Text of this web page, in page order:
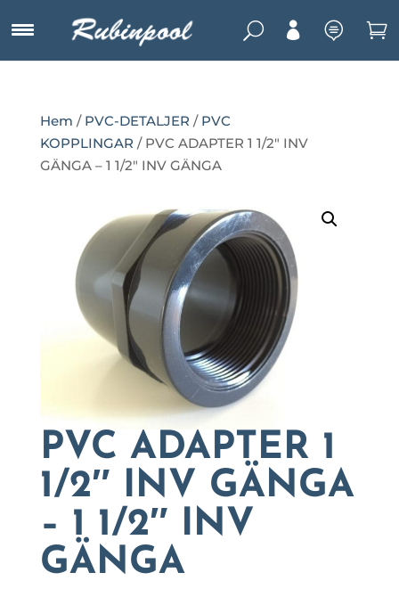
U   
Hem / PVC-DETALJER / PVC
KOPPLINGAR / PVC ADAPTER 1 1/2″ INV
GÄNGA – 1 1/2″ INV GÄNGA
PVC ADAPTER 1
1/2″ INV GÄNGA
– 1 1/2″ INV
GÄNGA